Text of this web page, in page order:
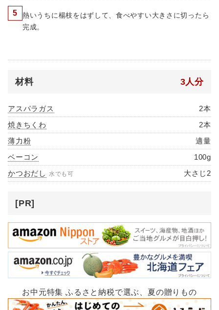
5
熱いうちに楊枝をはずして、食べやすい大きさに切ったら
完成。
材料 3人分
アスパラガス
2本
焼きちくわ
2本
薄力粉
適量
ベーコン
100g
かつおだし 水でも可 大さじ2
[PR]
お中元特集 ふるさと納税で選ぶ、夏の贈りもの